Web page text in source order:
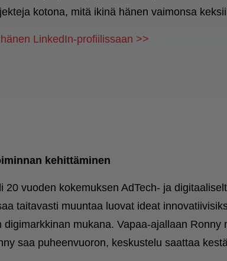
kotona, mitä ikinä hänen vaimonsa
LinkedIn-profiilissaan >>
kehittäminen
vuoden kokemuksen AdTech- ja
taitavasti muuntaa luovat ideat
mukana. Vapaa-ajallaan Ronny
saa puheenvuoron, keskustelu saattaa